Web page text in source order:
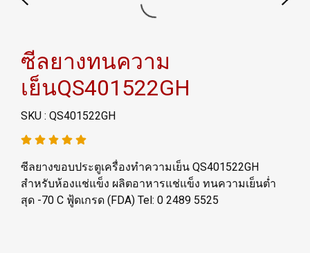
ซีลยางทนความ
เย็นQS401522GH
SKU : QS401522GH
ซีลยางขอบประตูเครื่องทำความเย็น QS401522GH
สำหรับห้องแช่แข็ง ผลิตอาหารแช่แข็ง ทนความเย็นต่ำ
สุด -70 C ฟู้ดเกรด (FDA) Tel: 0 2489 5525